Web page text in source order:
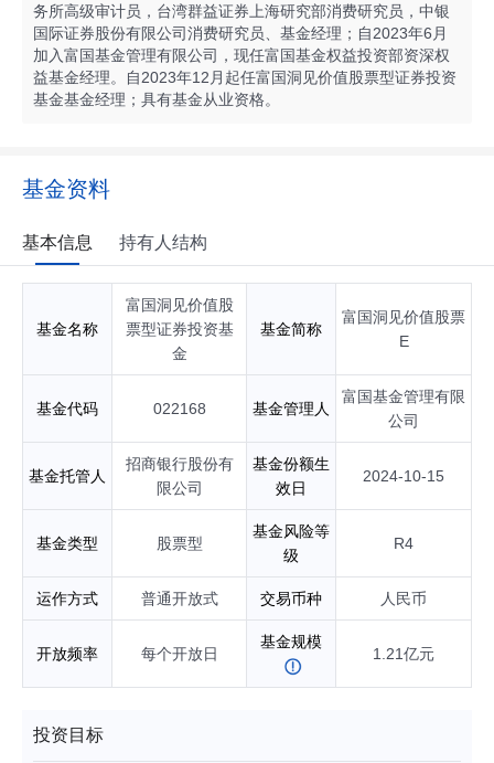
务所高级审计员，台湾群益证券上海研究部消费研究员，中银
国际证券股份有限公司消费研究员、基金经理；自2023年6月
加入富国基金管理有限公司，现任富国基金权益投资部资深权
益基金经理。自2023年12月起任富国洞见价值股票型证券投资
基金基金经理；具有基金从业资格。
基金资料
基本信息 持有人结构
基金名称
富国洞见价值股
票型证券投资基
金
基金简称
富国洞见价值股票
E
基金代码 022168 基金管理人
富国基金管理有限
公司
基金托管人
招商银行股份有
限公司
基金份额生
效日
2024-10-15
基金类型 股票型
基金风险等
级
R4
运作方式 普通开放式 交易币种 人民币
开放频率 每个开放日
基金规模
1.21亿元
投资目标